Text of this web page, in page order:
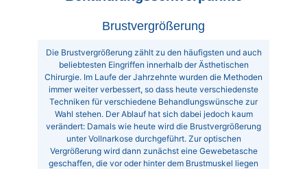
Brustvergrößerung
Die Brustvergrößerung zählt zu den häufigsten und auch
beliebtesten Eingriffen innerhalb der Ästhetischen
Chirurgie. Im Laufe der Jahrzehnte wurden die Methoden
immer weiter verbessert, so dass heute verschiedenste
Techniken für verschiedene Behandlungswünsche zur
Wahl stehen. Der Ablauf hat sich dabei jedoch kaum
verändert: Damals wie heute wird die Brustvergrößerung
unter Vollnarkose durchgeführt. Zur optischen
Vergrößerung wird dann zunächst eine Gewebetasche
geschaffen, die vor oder hinter dem Brustmuskel liegen